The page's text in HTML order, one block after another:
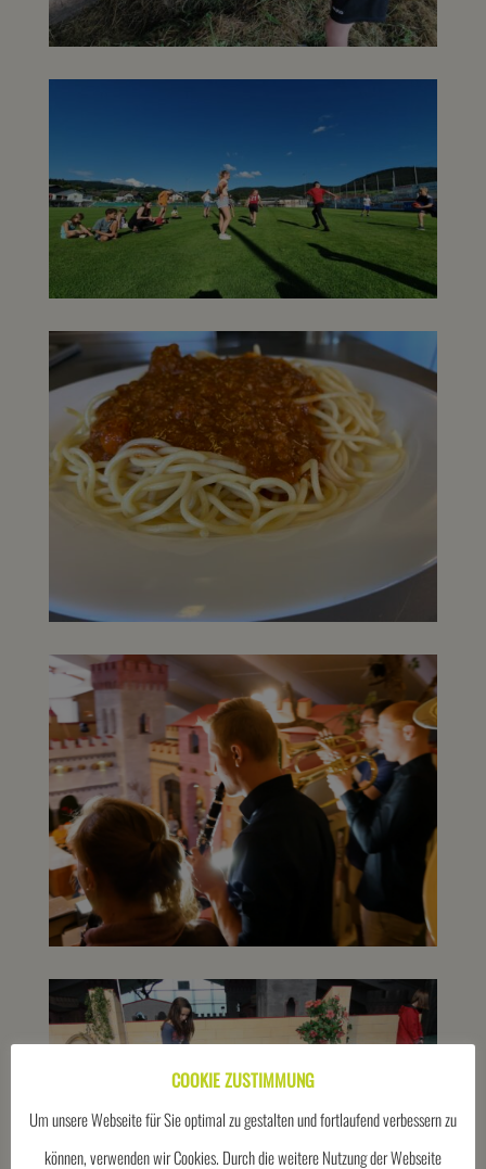
COOKIE ZUSTIMMUNG
Um unsere Webseite für Sie optimal zu gestalten und fortlaufend verbessern zu
können, verwenden wir Cookies. Durch die weitere Nutzung der Webseite